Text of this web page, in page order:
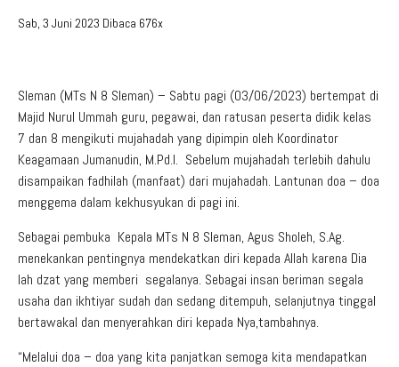
Sab, 3 Juni 2023 Dibaca 676x
Sleman (MTs N 8 Sleman) – Sabtu pagi (03/06/2023) bertempat di
Majid Nurul Ummah guru, pegawai, dan ratusan peserta didik kelas
7 dan 8 mengikuti mujahadah yang dipimpin oleh Koordinator
Keagamaan Jumanudin, M.Pd.I. Sebelum mujahadah terlebih dahulu
disampaikan fadhilah (manfaat) dari mujahadah. Lantunan doa – doa
menggema dalam kekhusyukan di pagi ini.
Sebagai pembuka Kepala MTs N 8 Sleman, Agus Sholeh, S.Ag.
menekankan pentingnya mendekatkan diri kepada Allah karena Dia
lah dzat yang memberi segalanya. Sebagai insan beriman segala
usaha dan ikhtiyar sudah dan sedang ditempuh, selanjutnya tinggal
bertawakal dan menyerahkan diri kepada Nya,tambahnya.
“Melalui doa – doa yang kita panjatkan semoga kita mendapatkan